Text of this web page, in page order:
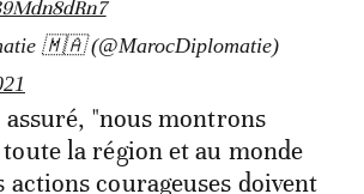
🇲🇦 (@MarocDiplomatie)
"nous montrons
la région et au monde
actions courageuses doivent